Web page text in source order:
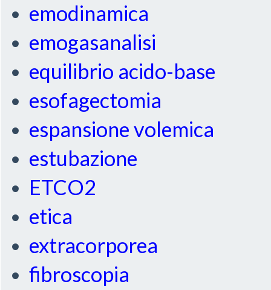
emodinamica
emogasanalisi
equilibrio acido-base
esofagectomia
espansione volemica
estubazione
ETCO2
etica
extracorporea
fibroscopia